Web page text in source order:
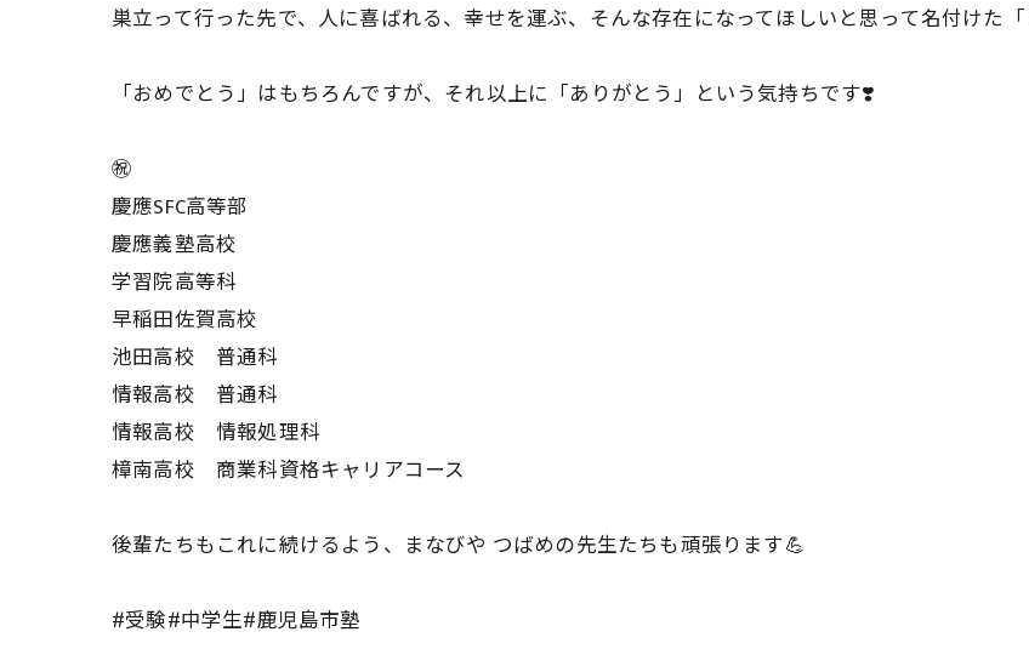
巣立って行った先で、人に喜ばれる、幸せを運ぶ、そんな存在になってほしいと思って名付けた
「おめでとう」はもちろんですが、それ以上に「ありがとう」という気持ちです❣️
㊗️
慶應SFC高等部
慶應義塾高校
学習院高等科
早稲田佐賀高校
池田高校 普通科
情報高校 普通科
情報高校 情報処理科
樟南高校 商業科資格キャリアコース
後輩たちもこれに続けるよう、まなびや つばめの先生たちも頑張ります💪
#受験#中学生#鹿児島市塾